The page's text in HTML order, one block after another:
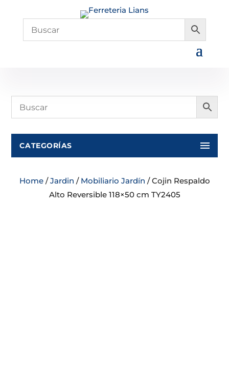
CATEGORÍAS
Home/Jardin / Mobiliario Jardín / Cojin Respaldo
Alto Reversible 118×50 cm TY2405